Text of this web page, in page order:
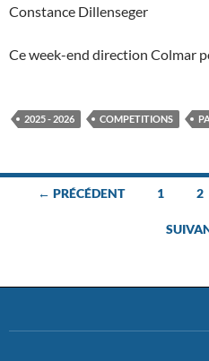
Constance Dillenseger
Ce week-end direction Colmar
2025 - 2026 COMPETITIONS
Navigation
← PRÉCÉDENT 1 2